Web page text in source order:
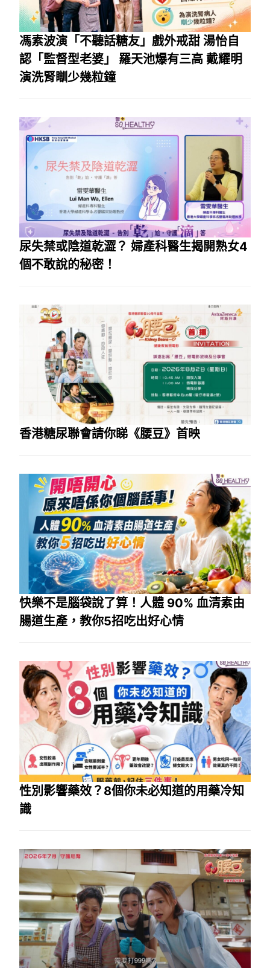
馮素波演「不聽話糖友」戲外戒甜 湯怡自
認「監督型老婆」 羅天池爆有三高 戴耀明
演洗腎瞓少幾粒鐘
尿失禁或陰道乾澀？ 婦產科醫生揭開熟女4
個不敢說的秘密！
香港糖尿聯會請你睇《腰豆》首映
快樂不是腦袋說了算！人體 90% 血清素由
腸道生產，教你5招吃出好心情
性別影響藥效？8個你未必知道的用藥冷知
識